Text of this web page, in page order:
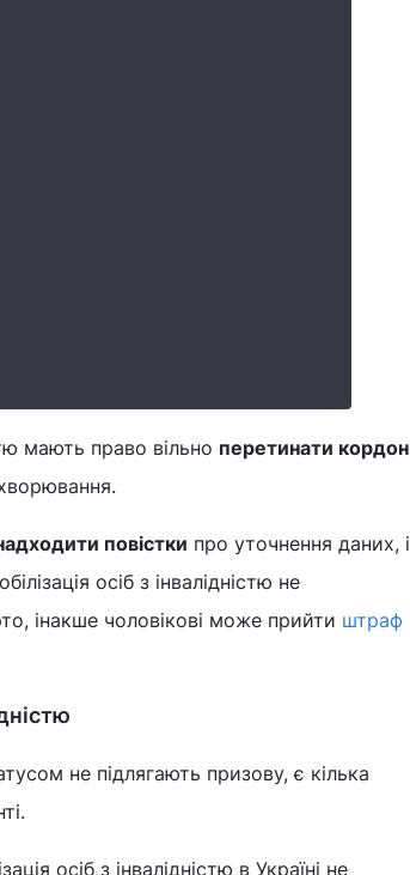
мають право вільно перетинати кордон
повістки про уточнення даних, і
осіб з інвалідністю не
інакше чоловікові може прийти штраф
не підлягають призову, є кілька
осіб з інвалідністю в Україні не